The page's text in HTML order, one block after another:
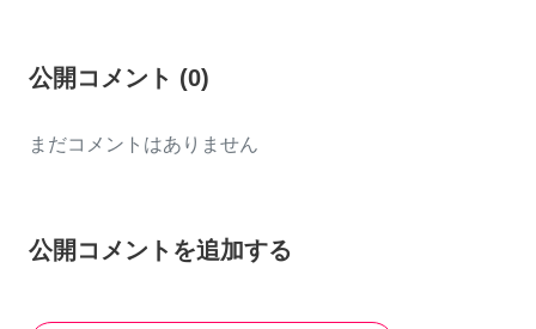
公開コメント (0)
まだコメントはありません
公開コメントを追加する